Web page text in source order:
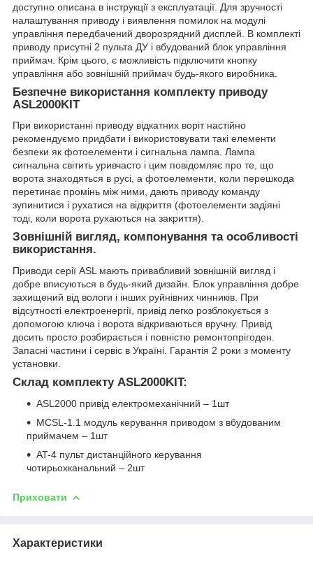
доступно описана в інструкції з експлуатації. Для зручності
налаштування приводу і виявлення помилок на модулі
управління передбачений дворозрядний дисплей. В комплекті
приводу присутні 2 пульта ДУ і вбудований блок управління
приймач. Крім цього, є можливість підключити кнопку
управління або зовнішній приймач будь-якого виробника.
Безпечне використання комплекту приводу
ASL2000KIT
При використанні приводу відкатних воріт настійно
рекомендуємо придбати і використовувати такі елементи
безпеки як фотоелементи і сигнальна лампа. Лампа
сигнальна світить уривчасто і цим повідомляє про те, що
ворота знаходяться в русі, а фотоелементи, коли перешкода
перетинає промінь між ними, дають приводу команду
зупинитися і рухатися на відкриття (фотоелементи задіяні
тоді, коли ворота рухаються на закриття).
Зовнішній вигляд, компонування та особливості
використання.
Приводи серії ASL мають привабливий зовнішній вигляд і
добре вписуються в будь-який дизайн. Блок управління добре
захищений від вологи і інших руйнівних чинників. При
відсутності електроенергії, привід легко розблокується з
допомогою ключа і ворота відкриваються вручну. Привід
досить просто розбирається і повністю ремонтопрігоден.
Запасні частини і сервіс в Україні. Гарантія 2 роки з моменту
установки.
Склад комплекту ASL2000KIT:
ASL2000 привід електромеханічний – 1шт
MCSL-1.1 модуль керування приводом з вбудованим
приймачем – 1шт
AT-4 пульт дистанційного керування
чотирьохканальний – 2шт
Приховати
Характеристики